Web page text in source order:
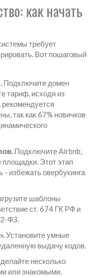
как начать
требует
Вот пошаговый
Подключите домен
тариф, исходя из
рекомендуется
так как 67% новичков
Подключите Airbnb,
площадки. Этот этап
- избежать овербукинга
шаблоны
ст. 674 ГК РФ и
ФЗ.
Установите умные
выдачу кодов.
несколько
или знакомыми.